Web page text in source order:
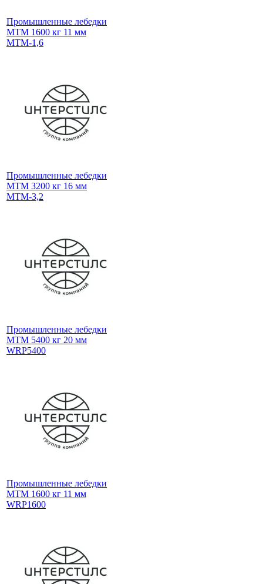
Промышленные лебедки
МТМ 1600 кг 11 мм
МТМ-1,6
Промышленные лебедки
МТМ 3200 кг 16 мм
МТМ-3,2
Промышленные лебедки
МТМ 5400 кг 20 мм
WRP5400
Промышленные лебедки
МТМ 1600 кг 11 мм
WRP1600